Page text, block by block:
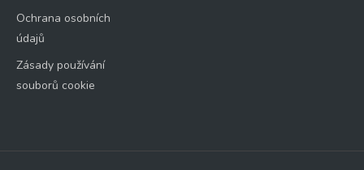
Ochrana osobních
údajů
Zásady používání
souborů cookie